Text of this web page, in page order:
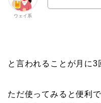
ウェイ系
と言われることが月に3
ただ使ってみると便利